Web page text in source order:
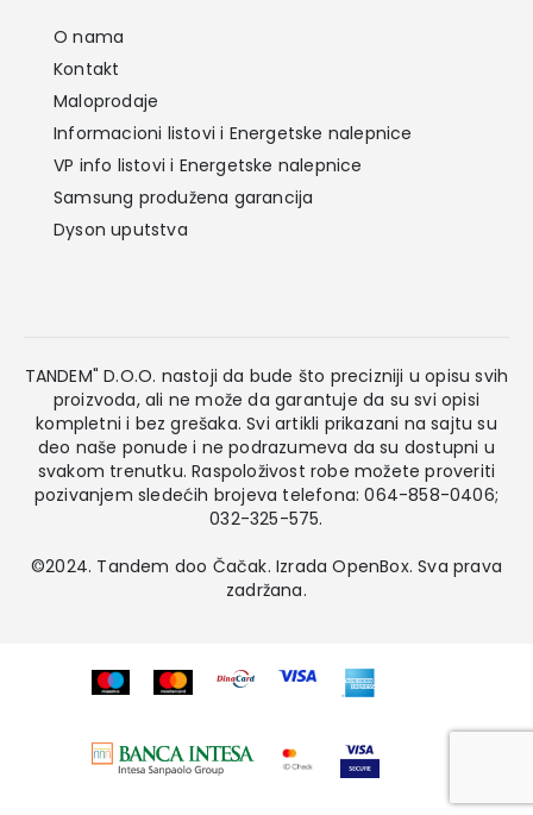
O nama
Kontakt
Maloprodaje
Informacioni listovi i Energetske nalepnice
VP info listovi i Energetske nalepnice
Samsung produžena garancija
Dyson uputstva
TANDEM" D.O.O. nastoji da bude što precizniji u opisu svih
proizvoda, ali ne može da garantuje da su svi opisi
kompletni i bez grešaka. Svi artikli prikazani na sajtu su
deo naše ponude i ne podrazumeva da su dostupni u
svakom trenutku. Raspoloživost robe možete proveriti
pozivanjem sledećih brojeva telefona: 064-858-0406;
032-325-575.
©2024. Tandem doo Čačak. IzradaOpenBox. Sva prava
zadržana.